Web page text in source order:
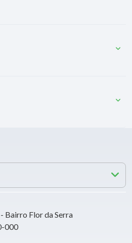
Bairro Flor da Serra
000